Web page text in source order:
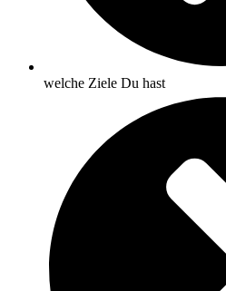
welche Ziele Du hast